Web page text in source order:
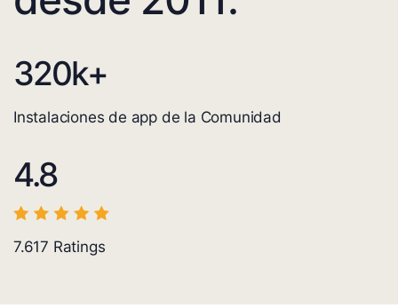
320k+
Instalaciones de app de la Comunidad
4.8
7.617 Ratings